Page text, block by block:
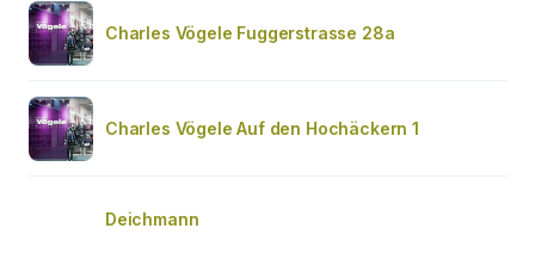
Charles Vögele Fuggerstrasse 28a
Charles Vögele Auf den Hochäckern 1
Deichmann